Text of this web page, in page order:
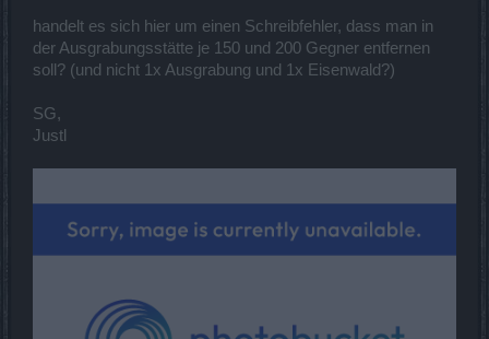
handelt es sich hier um einen Schreibfehler, dass man in
der Ausgrabungsstätte je 150 und 200 Gegner entfernen
soll? (und nicht 1x Ausgrabung und 1x Eisenwald?)
SG,
Justl